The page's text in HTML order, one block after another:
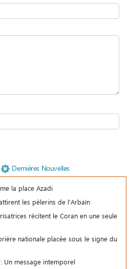
Demiéres Nouvelles
la place Azadi
les pèlerins de l'Arbaïn
récitent le Coran en une seule
nationale placée sous le signe du
Un message intemporel